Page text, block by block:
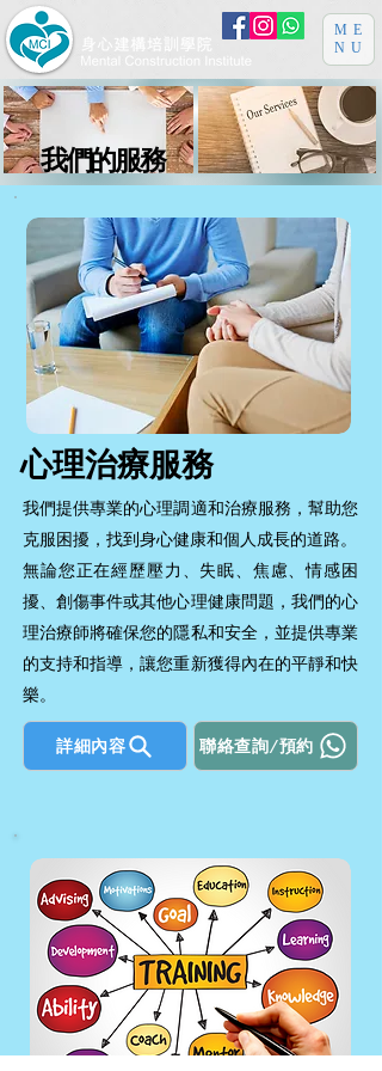
ME
NU
我們的服務
心理治療服務
我們提供專業的心理調適和治療服務，幫助您
克服困擾，找到身心健康和個人成長的道路。
無論您正在經歷壓力、失眠、焦慮、情感困
擾、創傷事件或其他心理健康問題，我們的心
理治療師將確保您的隱私和安全，並提供專業
的支持和指導，讓您重新獲得內在的平靜和快
樂。
詳細內容 聯絡查詢/預約